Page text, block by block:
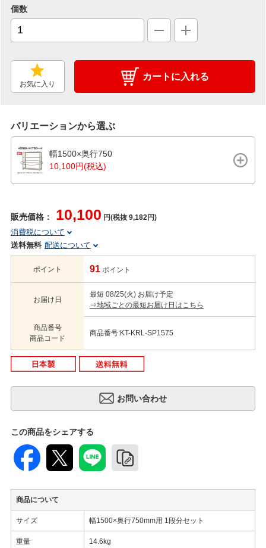
個数
お気に入り
カートに入れる
バリエーションから選ぶ
幅1500×奥行750
10,100円(税込)
販売価格： 10,100 円(税抜 9,182円)
消費税について
送料無料 配送について
ポイント 91 ポイント
お届け日
最短 08/25(火) お届け予定
⇒地域ごとの最短お届け日はこちら
商品番号
商品コード
商品番号:KT-KRL-SP1575
この商品をシェアする
商品について
サイズ 幅1500×奥行750mm用 1段分セット
重量 14.6kg